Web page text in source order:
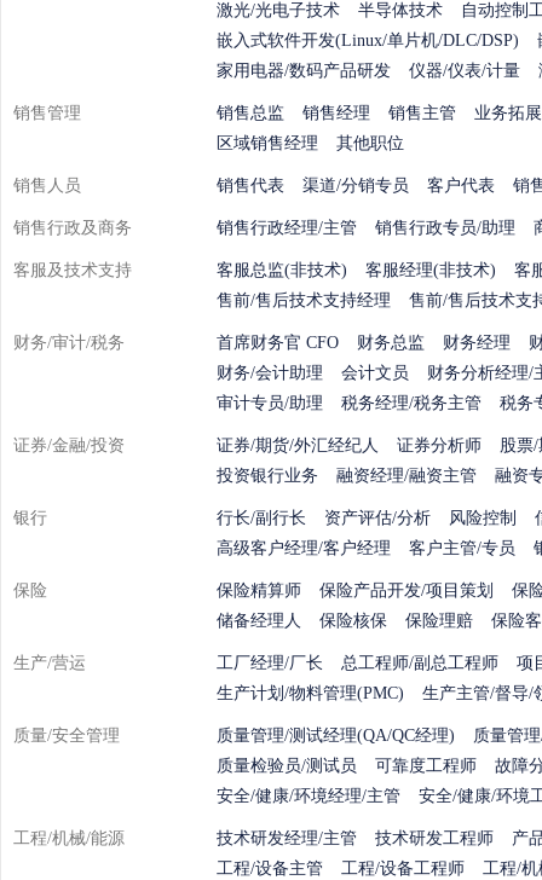
激光/光电子技术
半导体技术
自动控制
嵌入式软件开发(Linux/单片机/DLC/DSP)
家用电器/数码产品研发
仪器/仪表/计量
销售管理 销售总监 销售经理 销售主管
业务拓
区域销售经理
其他职位
销售人员 销售代表 渠道/分销专员 客户代表 销
销售行政及商务 销售行政经理/主管 销售行政专员/助理
客服及技术支持 客服总监(非技术) 客服经理(非技术)
客
售前/售后技术支持经理
售前/售后技术支
财务/审计/税务 首席财务官 CFO 财务总监 财务经理
财务/会计助理
会计文员
财务分析经理/
审计专员/助理
税务经理/税务主管 税务
证券/金融/投资 证券/期货/外汇经纪人 证券分析师
股票
投资银行业务
融资经理/融资主管 融资
银行 行长/副行长 资产评估/分析 风险控制
高级客户经理/客户经理
客户主管/专员
保险 保险精算师 保险产品开发/项目策划
保
储备经理人
保险核保 保险理赔 保险
生产/营运 工厂经理/厂长 总工程师/副总工程师
项
生产计划/物料管理(PMC)
生产主管/督导/
质量/安全管理 质量管理/测试经理(QA/QC经理)
质量管
质量检验员/测试员
可靠度工程师
故障
安全/健康/环境经理/主管
安全/健康/环境
工程/机械/能源 技术研发经理/主管 技术研发工程师
产
工程/设备主管
工程/设备工程师
工程/